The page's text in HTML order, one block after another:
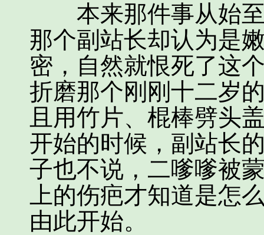
本来那件事从始至
那个副站长却认为是
密，自然就恨死了这
折磨那个刚刚十二岁
且用竹片、棍棒劈头
开始的时候，副站长
子也不说，二嗲嗲被
上的伤疤才知道是怎
由此开始。